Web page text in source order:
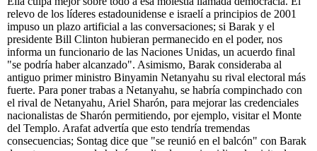
relevo de los líderes estadounidense e israelí a principios de 2001
impuso un plazo artificial a las conversaciones; si Barak y el
presidente Bill Clinton hubieran permanecido en el poder, nos
informa un funcionario de las Naciones Unidas, un acuerdo final
"se podría haber alcanzado". Asimismo, Barak consideraba al
antiguo primer ministro Binyamin Netanyahu su rival electoral más
fuerte. Para poner trabas a Netanyahu, se habría compinchado con
el rival de Netanyahu, Ariel Sharón, para mejorar las credenciales
nacionalistas de Sharón permitiendo, por ejemplo, visitar el Monte
del Templo. Arafat advertía que esto tendría tremendas
consecuencias; Sontag dice que "se reunió en el balcón" con Barak